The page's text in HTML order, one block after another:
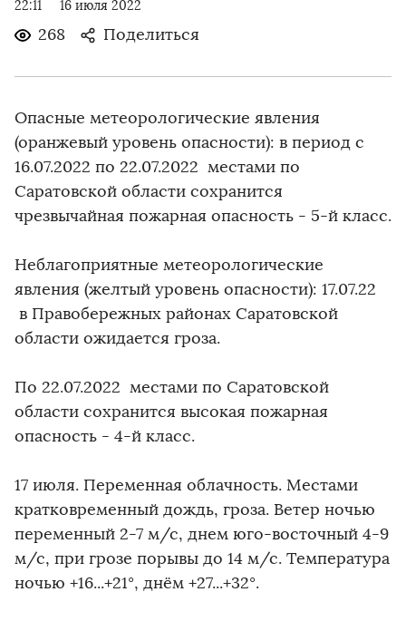
22:11 16 июля 2022
268 Поделиться
Опасные метеорологические явления
(оранжевый уровень опасности): в период с
16.07.2022 по 22.07.2022 местами по
Саратовской области сохранится
чрезвычайная пожарная опасность - 5-й класс.
Неблагоприятные метеорологические
явления (желтый уровень опасности): 17.07.22
в Правобережных районах Саратовской
области ожидается гроза.
По 22.07.2022 местами по Саратовской
области сохранится высокая пожарная
опасность - 4-й класс.
17 июля. Переменная облачность. Местами
кратковременный дождь, гроза. Ветер ночью
переменный 2-7 м/с, днем юго-восточный 4-9
м/с, при грозе порывы до 14 м/с. Температура
ночью +16...+21°, днём +27...+32°.